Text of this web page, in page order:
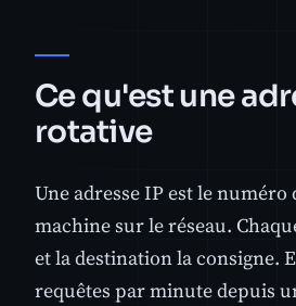
Ce qu'est une
rotative
Une adresse IP est le
machine sur le réseau.
et la destination la consigne.
requêtes par minute depuis